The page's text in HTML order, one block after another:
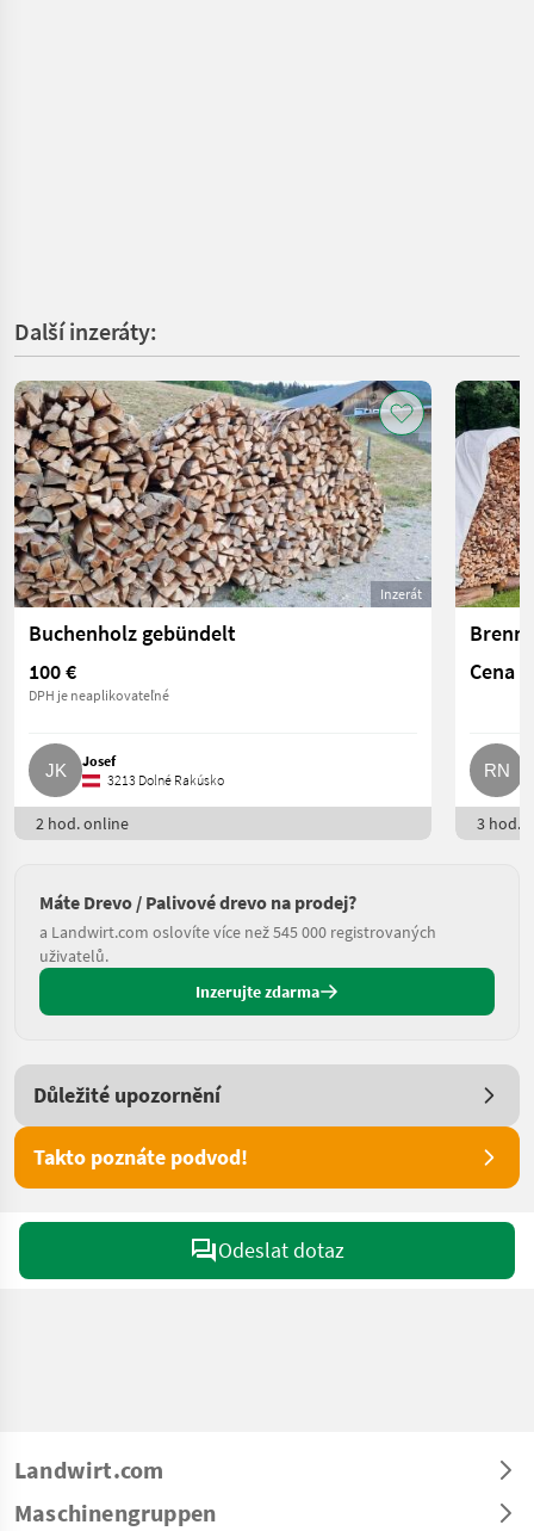
Další inzeráty:
Inzerát
Buchenholz gebündelt
100 €
DPH je neaplikovateľné
Josef
3213 Dolné Rakúsko
2 hod. online
Cena
3 hod.
Máte Drevo / Palivové drevo na prodej?
a Landwirt.com oslovíte více než 545 000 registrovaných
uživatelů.
Inzerujte zdarma
Důležité upozornění
Takto poznáte podvod!
Odeslat dotaz
Landwirt.com
Maschinengruppen